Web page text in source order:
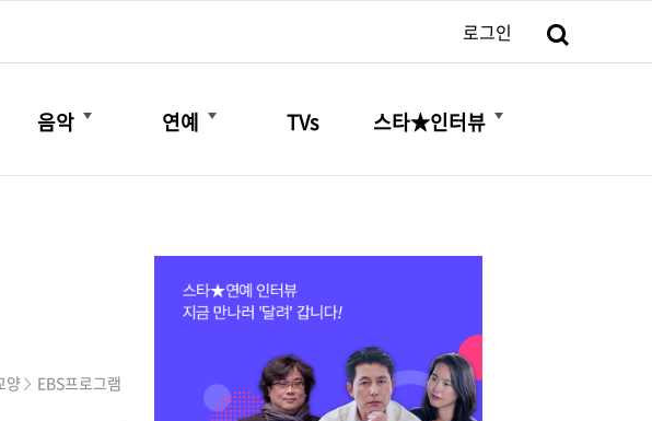
로그인
음악
더보기
연예
더보기
TVs 스타★인터뷰
더보기
양 EBS프로그램